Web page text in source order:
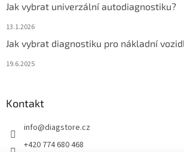
Jak vybrat univerzální autodiagnostiku?
13.1.2026
Jak vybrat diagnostiku pro nákladní
19.6.2025
Kontakt
info@diagstore.cz
+420 774 680 468